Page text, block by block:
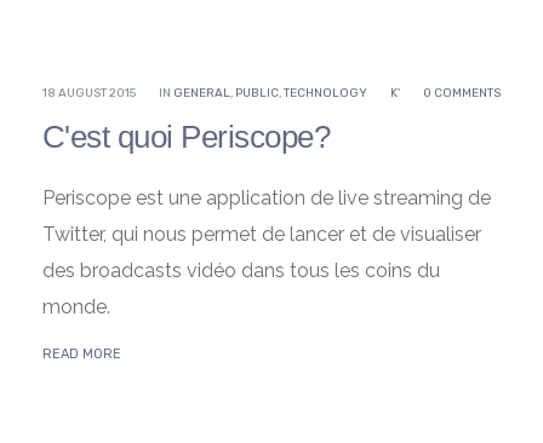
18 AUGUST 2015 IN GENERAL, PUBLIC,TECHNOLOGY K' 0 COMMENTS
C'est quoi Periscope?
Periscope est une application de live streaming de
Twitter, qui nous permet de lancer et de visualiser
des broadcasts vidéo dans tous les coins du
monde.
READ MORE